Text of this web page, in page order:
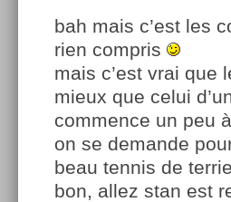
bah mais c’est les
rien compris
mais c’est vrai que
mieux que celui
commence un peu
on se demande
beau tennis de
bon, allez stan est